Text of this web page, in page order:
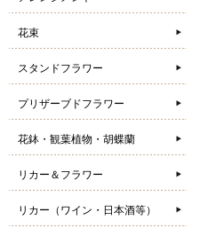
花束
スタンドフラワー
プリザーブドフラワー
花鉢・観葉植物・胡蝶蘭
リカー＆フラワー
リカー（ワイン・日本酒等）